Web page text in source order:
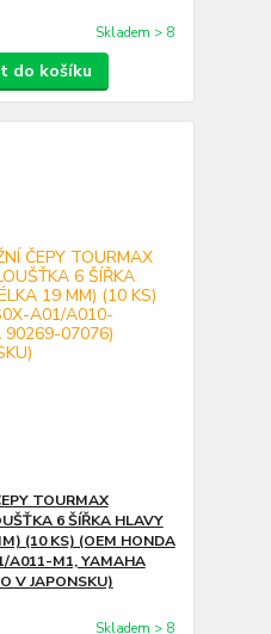
Skladem > 8
do košíku
TOURMAX
6 ŠÍŘKA HLAVY
(10 KS) (OEM HONDA
A011-M1, YAMAHA
V JAPONSKU)
Skladem > 8